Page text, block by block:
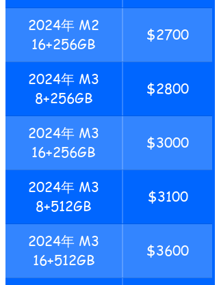
2024年 M2
16+256GB
$2700
2024年 M3
8+256GB
$2800
2024年 M3
16+256GB
$3000
2024年 M3
8+512GB
$3100
2024年 M3
16+512GB
$3600